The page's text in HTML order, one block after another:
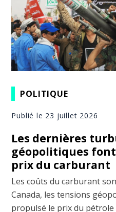
POLITIQUE
Publié le 23 juillet 2026
Les dernières
géopolitiques
prix du carburant
Les coûts du carburant
Canada, les tensions
propulsé le prix du